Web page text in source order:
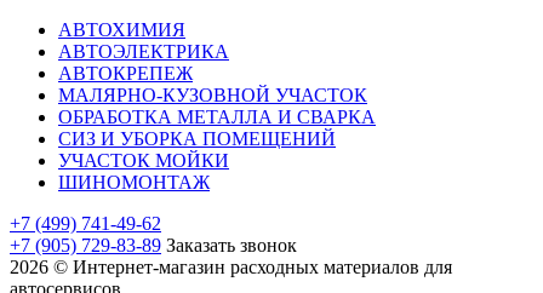
АВТОХИМИЯ
АВТОЭЛЕКТРИКА
АВТОКРЕПЕЖ
МАЛЯРНО-КУЗОВНОЙ УЧАСТОК
ОБРАБОТКА МЕТАЛЛА И СВАРКА
СИЗ И УБОРКА ПОМЕЩЕНИЙ
УЧАСТОК МОЙКИ
ШИНОМОНТАЖ
+7 (499) 741-49-62
+7 (905) 729-83-89 Заказать звонок
2026 © Интернет-магазин расходных материалов для
автосервисов